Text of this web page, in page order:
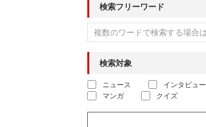
検索フリーワード
検索対象
ニュース インタビュー
マンガ
クイズ